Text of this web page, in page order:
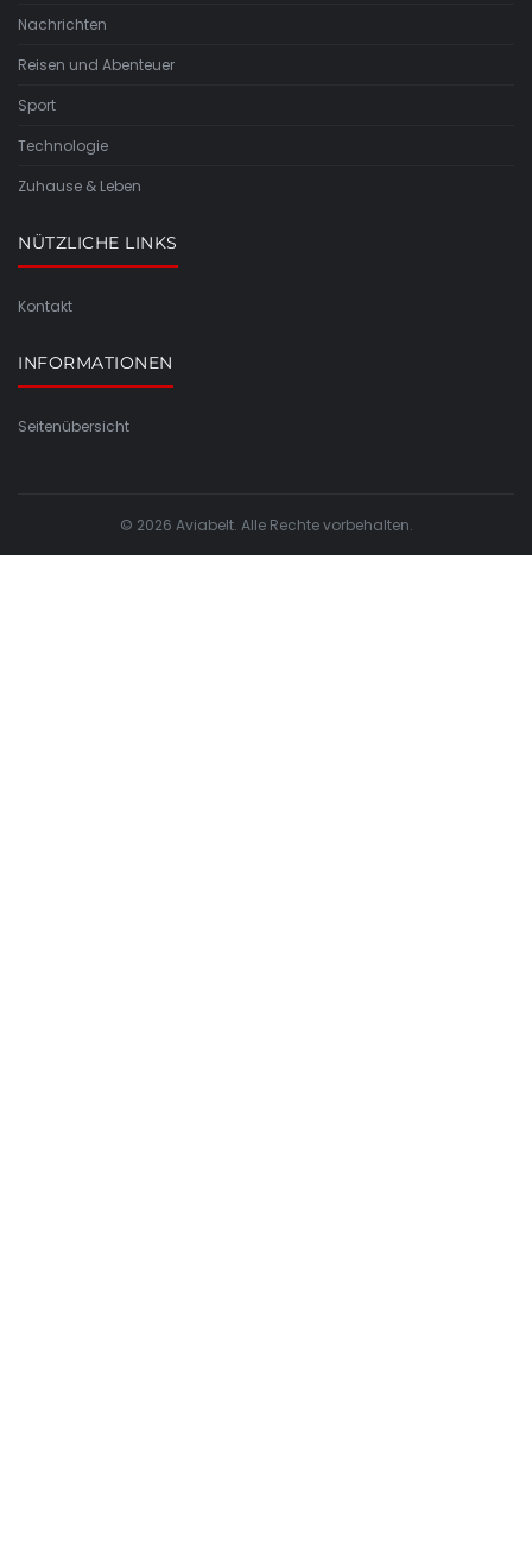
Nachrichten
Reisen und Abenteuer
Sport
Technologie
Zuhause & Leben
NÜTZLICHE LINKS
Kontakt
INFORMATIONEN
Seitenübersicht
© 2026 Aviabelt. Alle Rechte vorbehalten.